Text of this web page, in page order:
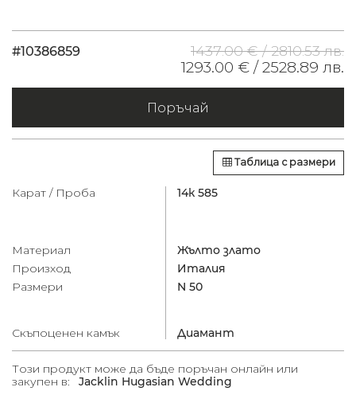
#10386859 1437.00 € /2810.53 лв.
1293.00 € /2528.89 лв.
Поръчай
Таблица с размери
Карат / Проба 14к 585
Материал
Жълто злато
Произход
Италия
Размери
N 50
Скъпоценен камък Диамант
Този продукт може да бъде поръчан онлайн или
закупен в:
Jacklin Hugasian Wedding